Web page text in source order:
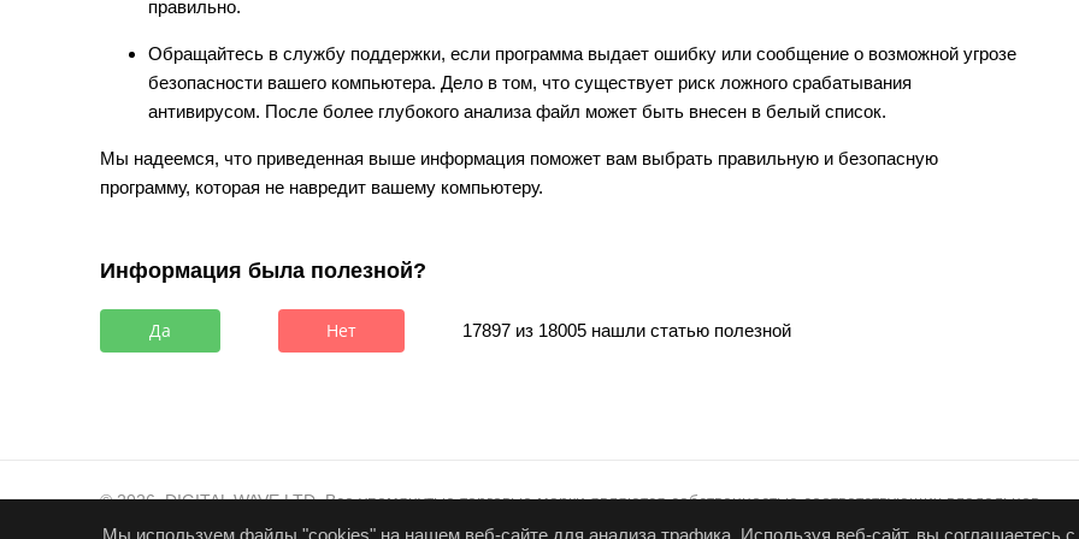
Мы используем файлы "cookies" на нашем веб-сайте для анализа трафика. Используя веб-сайт, вы соглашаетесь
правильно.
Обращайтесь в службу поддержки, если программа выдает ошибку или сообщение о возможной угрозе
безопасности вашего компьютера. Дело в том, что существует риск ложного срабатывания
антивирусом. После более глубокого анализа файл может быть внесен в белый список.
Мы надеемся, что приведенная выше информация поможет вам выбрать правильную и безопасную
программу, которая не навредит вашему компьютеру.
Информация была полезной?
Да Нет 17897 из 18005 нашли статью полезной
© 2026, DIGITAL WAVE LTD.Все упомянутые торговые марки являются собственностью соответствующих владельцев
Служба технической поддержки, Для деловых предложений , Условия использования Конфиденциальность, GDPR